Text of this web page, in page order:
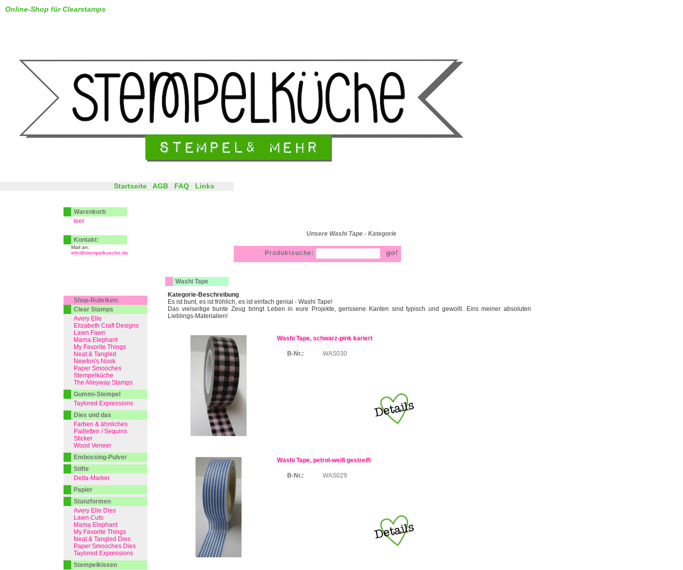
Unsere Washi Tape - Kategorie
Online-Shop für Clearstamps
Washi Tape
Kategorie-Beschreibung
Es ist bunt, es ist fröhlich, es ist einfach genial - Washi Tape!
Das vielseitige bunte Zeug bringt Leben in eure Projekte, gerissene Kanten sind typisch und gewollt. Eins meiner absoluten
Lieblings-Materialien!
Washi Tape, schwarz-pink kariert
B-Nr.: WAS030
Washi Tape, petrol-weiß gestreift
B-Nr.: WAS029
Startseite AGB FAQ Links
Produktsuche:
Warenkorb
leer
Kontakt:
Mail an:
info@stempelkueche.de
Shop-Rubriken:
Clear Stamps
Avery Elle
Elizabeth Craft Designs
Lawn Fawn
Mama Elephant
My Favorite Things
Neat & Tangled
Newton's Nook
Paper Smooches
Stempelküche
The Alleyway Stamps
Gummi-Stempel
Taylored Expressions
Dies und das
Farben & ähnliches
Pailletten / Sequins
Sticker
Wood Veneer
Embossing-Pulver
Stifte
Delta-Marker
Papier
Stanzformen
Avery Elle Dies
Lawn Cuts
Mama Elephant
My Favorite Things
Neat & Tangled Dies
Paper Smooches Dies
Taylored Expressions
Stempelkissen